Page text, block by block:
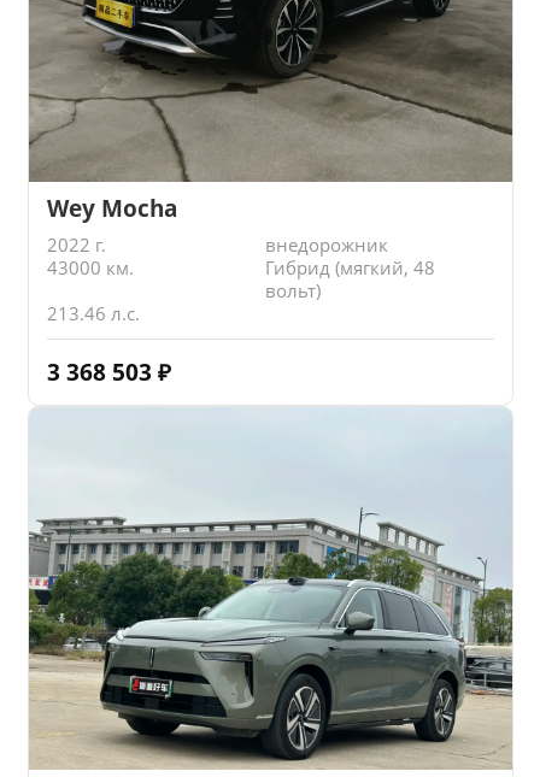
Wey Mocha
2022 г.
внедорожник
43000 км.
Гибрид (мягкий, 48
вольт)
213.46 л.с.
3 368 503 ₽